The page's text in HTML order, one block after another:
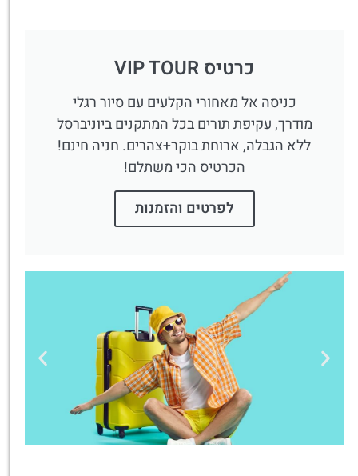
כרטיס VIP TOUR
כניסה אל מאחורי הקלעים עם סיור רגלי
מודרך, עקיפת תורים בכל המתקנים ביוניברסל
ללא הגבלה, ארוחת בוקר+צהרים. חניה חינם!
הכרטיס הכי משתלם!
לפרטים והזמנות